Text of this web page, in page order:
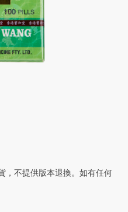
，不提供版本退換。如有任何